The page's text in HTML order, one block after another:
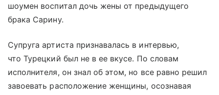
шоумен воспитал дочь жены от предыдущего
брака Сарину.
Супруга артиста признавалась в интервью,
что Турецкий был не в ее вкусе. По словам
исполнителя, он знал об этом, но все равно решил
завоевать расположение женщины, осознавая